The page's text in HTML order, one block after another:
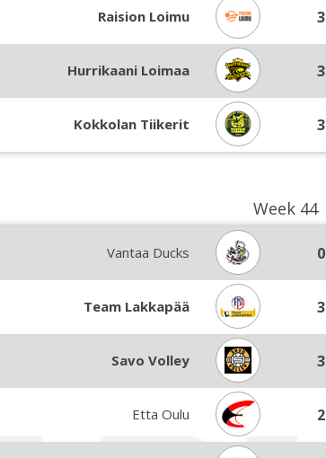
Raision Loimu 3
Hurrikaani Loimaa 3
Kokkolan Tiikerit 3
Week 44
Vantaa Ducks 0
Team Lakkapää 3
Savo Volley 3
Etta Oulu 2